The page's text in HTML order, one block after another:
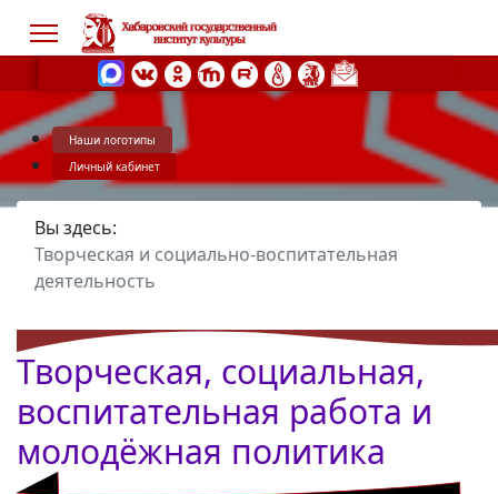
Наши логотипы
Личный кабинет
Вы здесь:
Творческая и социально-воспитательная
деятельность
Творческая, социальная,
воспитательная работа и
молодёжная политика